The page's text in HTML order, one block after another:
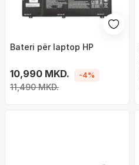
Bateri për laptop HP
10,990 MKD.
11,490 MKD.
-4%